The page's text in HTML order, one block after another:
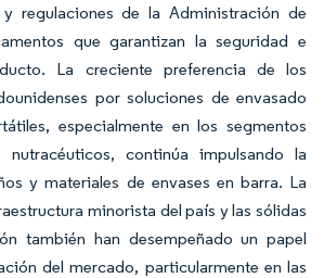
regulaciones de la Administración de
que garantizan la seguridad e
La creciente preferencia de los
por soluciones de envasado
especialmente en los segmentos
continúa impulsando la
y materiales de envases en barra. La
minorista del país y las sólidas
también han desempeñado un papel
del mercado, particularmente en las